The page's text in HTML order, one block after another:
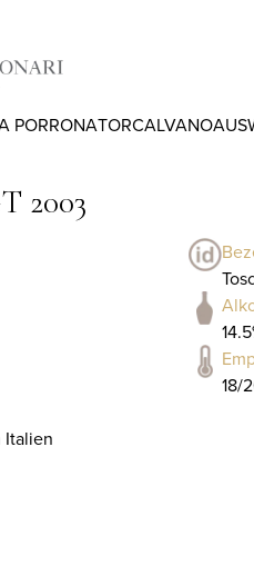
PORRONATORCALVANO
2003
18/
Italien